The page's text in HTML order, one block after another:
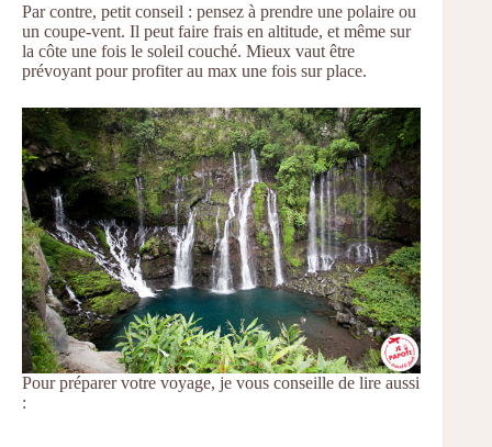
Par contre, petit conseil : pensez à prendre une polaire ou
un coupe-vent. Il peut faire frais en altitude, et même sur
la côte une fois le soleil couché. Mieux vaut être
prévoyant pour profiter au max une fois sur place.
Pour préparer votre voyage, je vous conseille de lire aussi
: